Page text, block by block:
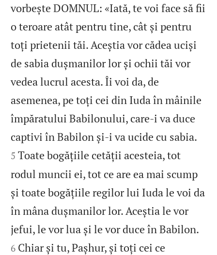
vorbește DOMNUL: «Iată, te voi face să fii
o teroare atât pentru tine, cât și pentru
toți prietenii tăi. Aceștia vor cădea uciși
de sabia dușmanilor lor și ochii tăi vor
vedea lucrul acesta. Îi voi da, de
asemenea, pe toți cei din Iuda în mâinile
împăratului Babilonului, care‑i va duce
captivi în Babilon și‑i va ucide cu sabia.
5 Toate bogățiile cetății acesteia, tot
rodul muncii ei, tot ce are ea mai scump
și toate bogățiile regilor lui Iuda le voi da
în mâna dușmanilor lor. Aceștia le vor
jefui, le vor lua și le vor duce în Babilon.
6 Chiar și tu, Pașhur, și toți cei ce